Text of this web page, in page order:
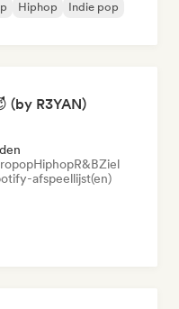
Hiphop
Indie pop
(by R3YAN)
HiphopR&BZiel
afspeellijst(en)